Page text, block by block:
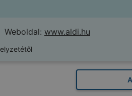
Weboldal: www.aldi.hu